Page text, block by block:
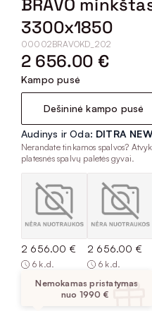
BRAVO
3300x1850
00002BRAVOKD_202
2 656.00 €
Kampo pusė
Dešininė kampo pusė
Audinys ir Oda: DITRA
Nerandate tinkamos spalvos?
platesnės spalvų paletės gyvai.
2 656.00 €
6 k.d.
2 656.00 €
6 k.d.
Nemokamas pristatymas
nuo 1990 €